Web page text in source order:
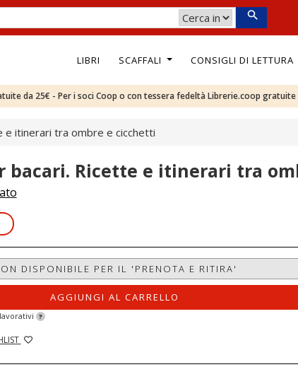
LIBRI SCAFFALI CONSIGLI DI LETTURA
da 25€ - Per i soci Coop o con tessera fedeltà Librerie.coop gratuite
e itinerari tra ombre e cicchetti
bacari. Ricette e itinerari tra
DISPONIBILE PER IL 'PRENOTA E RITIRA'
AGGIUNGI AL CARRELLO
?